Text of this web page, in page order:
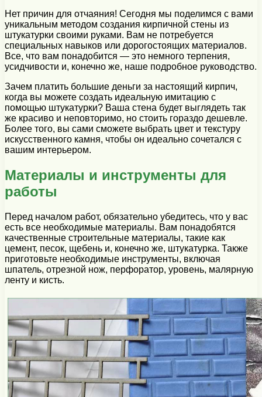
Нет причин для отчаяния! Сегодня мы поделимся с вами
уникальным методом создания кирпичной стены из
штукатурки своими руками. Вам не потребуется
специальных навыков или дорогостоящих материалов.
Все, что вам понадобится — это немного терпения,
усидчивости и, конечно же, наше подробное руководство.
Зачем платить большие деньги за настоящий кирпич,
когда вы можете создать идеальную имитацию с
помощью штукатурки? Ваша стена будет выглядеть так
же красиво и неповторимо, но стоить гораздо дешевле.
Более того, вы сами сможете выбрать цвет и текстуру
искусственного камня, чтобы он идеально сочетался с
вашим интерьером.
Материалы и инструменты для
работы
Перед началом работ, обязательно убедитесь, что у вас
есть все необходимые материалы. Вам понадобятся
качественные строительные материалы, такие как
цемент, песок, щебень и, конечно же, штукатурка. Также
приготовьте необходимые инструменты, включая
шпатель, отрезной нож, перфоратор, уровень, малярную
ленту и кисть.